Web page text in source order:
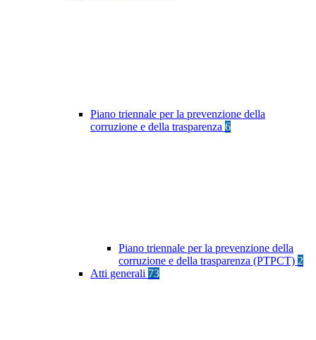
Piano triennale per la prevenzione della
corruzione e della trasparenza 6
Piano triennale per la prevenzione della
corruzione e della trasparenza (PTPCT) 2
Atti generali 73